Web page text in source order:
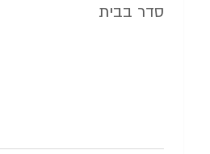
סדר בבית